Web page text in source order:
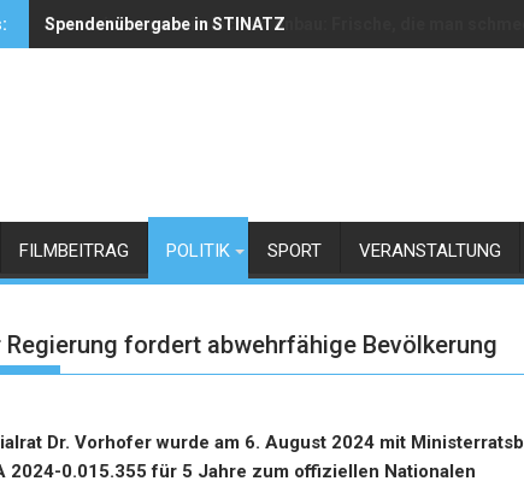
Spendenübergabe in STINATZ
Paradeiser aus heimischem Anbau: Frische, die man
FILMBEITRAG POLITIK SPORT VERANSTALTUNG
Regierung fordert abwehrfähige Bevölkerung
Dr. Vorhofer wurde am 6. August 2024 mit
2024-0.015.355 für 5 Jahre zum offiziellen Nationalen